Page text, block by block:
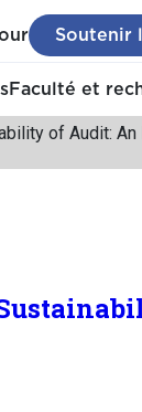
Soutenir
Faculté et
of Audit: